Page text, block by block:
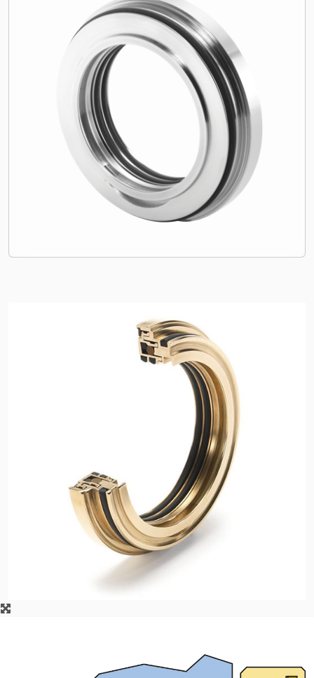
Certyfikaty i standardy
Kontakt
Lokalizacje
Artykuły
Zrównoważonego Rozwoju